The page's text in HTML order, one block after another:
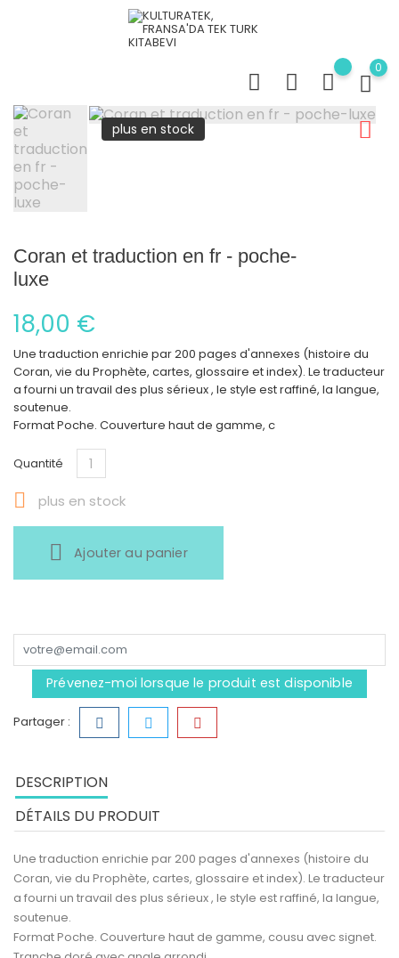
0
plus en stock
Coran et traduction en fr - poche-
luxe
18,00 €
Une traduction enrichie par 200 pages d'annexes (histoire du
Coran, vie du Prophète, cartes, glossaire et index). Le traducteur
a fourni un travail des plus sérieux , le style est raffiné, la langue,
soutenue.
Format Poche. Couverture haut de gamme, c
Quantité
 plus en stock
Ajouter au panier
Prévenez-moi lorsque le produit est disponible
Partager :
DESCRIPTION
DÉTAILS DU PRODUIT
Une traduction enrichie par 200 pages d'annexes (histoire du
Coran, vie du Prophète, cartes, glossaire et index). Le traducteur
a fourni un travail des plus sérieux , le style est raffiné, la langue,
soutenue.
Format Poche. Couverture haut de gamme, cousu avec signet.